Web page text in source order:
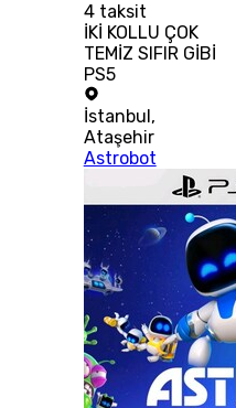
4taksit
İKİ KOLLU ÇOK
TEMİZ SIFIR GİBİ
PS5
İstanbul ,
Ataşehir
Astrobot